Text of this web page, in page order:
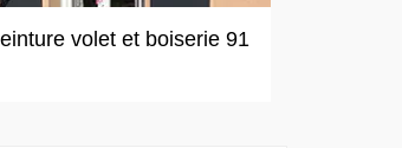
volet et boiserie 91